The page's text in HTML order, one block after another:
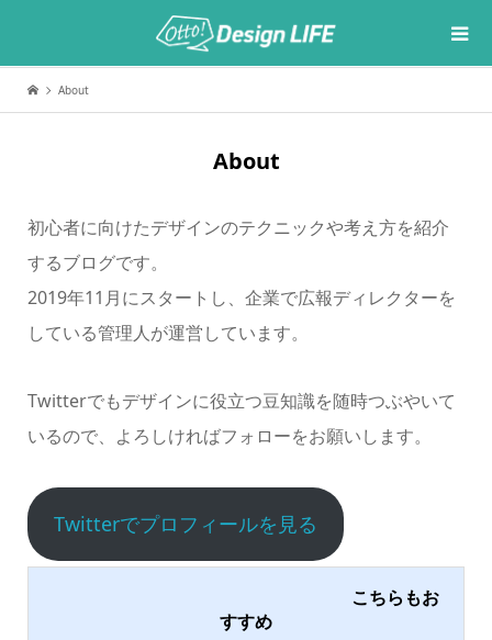
About
About
初心者に向けたデザインのテクニックや考え方を紹介
するブログです。
2019年11月にスタートし、企業で広報ディレクターを
している管理人が運営しています。
Twitterでもデザインに役立つ豆知識を随時つぶやいて
いるので、よろしければフォローをお願いします。
Twitterでプロフィールを見る
こちらもお
すすめ